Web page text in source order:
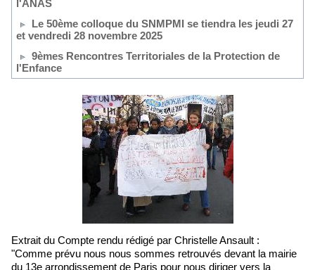
l'ANAS
Le 50ème colloque du SNMPMI se tiendra les jeudi 27
et vendredi 28 novembre 2025
9èmes Rencontres Territoriales de la Protection de
l'Enfance
Extrait du Compte rendu rédigé par Christelle Ansault :
"Comme prévu nous nous sommes retrouvés devant la mairie
du 13e arrondissement de Paris pour nous diriger vers la